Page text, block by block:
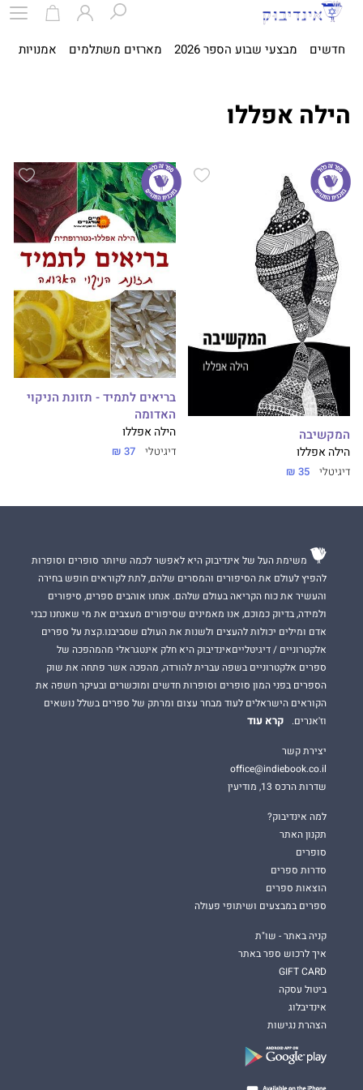
חדשים מבצעי שבוע הספר 2026 מארזים משתלמים אמנויות
הילה אפללו
המקשיבה
הילה אפללו
דיגיטלי 35 ₪
בריאים לתמיד - תזונת הניקוי
האדומה
הילה אפללו
דיגיטלי 37 ₪
משימת העל של אינדיבוק היא לאפשר לכמה שיותר סופרים וסופרות
להפיץ לעולם את הסיפורים והמסרים שלהם, לתת לקוראים חופש בחירה
והעשיר את כוח הקריאה בעולם שלהם. אנחנו אוהבים ספרים, סיפורים
ולמידה, בדיוק כמוכם, אנו מאמינים שסיפורים מעצבים את מי שאנחנו כבני
אדם ומילים יכולות להעצים ולשנות את העולם שסביבנו.קצת על ספרים
אלקטרוניים / דיגיטלייםאינדיבוק היא חלק אינטגראלי מהמהפכה של
ספרים אלקטרוניים בשפה עברית להורדה, מהפכה אשר פתחה את שוק
הספרים בפני המון סופרים וסופרות חדשים ומוכשרים ובעיקר חשפה את
הקוראים הישראלים לעוד מבחר עצום ומרתק של ספרים בשלל נושאים
וז'אנרים.
קרא עוד
יצירת קשר
office@indiebook.co.il
שדרות הרכס 13, מודיעין
למה אינדיבוק?
תקנון האתר
סופרים
סדרות ספרים
הוצאות ספרים
ספרים במבצעים ושיתופי פעולה
קניה באתר - שו"ת
איך לרכוש ספר באתר
GIFT CARD
ביטול עסקה
אינדיבלוג
הצהרת נגישות